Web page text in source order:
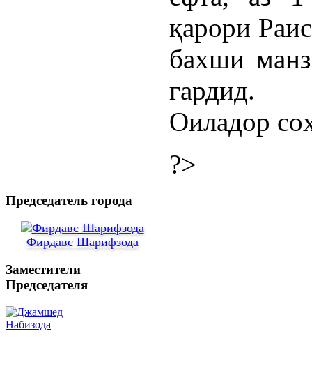
қарори
бахши
гардид.
Оиладор
?>
Председатель города
Фирдавс Шарифзода
Заместители
Председателя